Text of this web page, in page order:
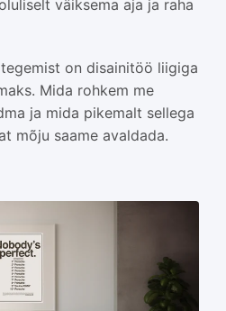
väiksema aja ja raha
on disainitöö liigiga
Mida rohkem me
ja mida pikemalt sellega
mõju saame avaldada.